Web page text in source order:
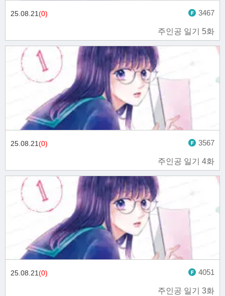
주인공 일기 5화
25.08.21(0) 3467
주인공 일기 4화
25.08.21(0) 3567
주인공 일기 3화
25.08.21(0) 4051